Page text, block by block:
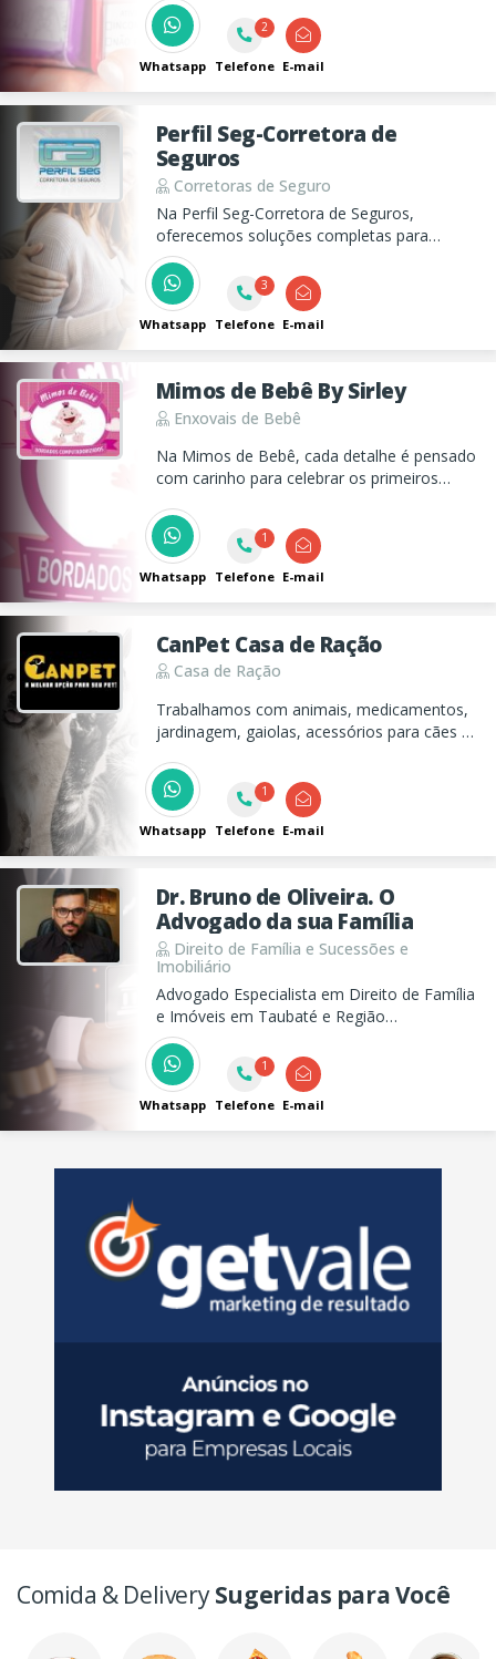
Cópias de chaves, abertura de chave
codificada, etc, em Taubaté
Whatsapp
2
Telefone E-mail
Perfil Seg-Corretora de
Seguros
Corretoras de Seguro
Na Perfil Seg-Corretora de Seguros,
oferecemos soluções completas para
proteger seu patrimônio, com seguros auto,
residencial, de vida, saúde, e muito mais.
Visite nosso site!
Whatsapp
3
Telefone E-mail
Mimos de Bebê By Sirley
Enxovais de Bebê
Na Mimos de Bebê, cada detalhe é pensado
com carinho para celebrar os primeiros
delicadas, presentes especiais e muito amor
em cada criação. ? ✨ Encante-se com
nossos mimos!
Whatsapp
1
Telefone E-mail
CanPet Casa de Ração
Casa de Ração
Trabalhamos com animais, medicamentos,
jardinagem, gaiolas, acessórios para cães e
toda a cidade (confira condições)
Whatsapp
1
Telefone E-mail
Dr. Bruno de Oliveira. O
Advogado da sua Família
Direito de Família e Sucessões e
Imobiliário
Advogado Especialista em Direito de Família
e Imóveis em Taubaté e Região
Metropolitana do Vale do Paraíba.
Atendimento imediato presencial e online.
Classificação 5 estrelas no Google em
credibilidade, preço justo e rapidez no
atendimento.
Whatsapp
1
Telefone E-mail
Comida & DeliverySugeridas para Você